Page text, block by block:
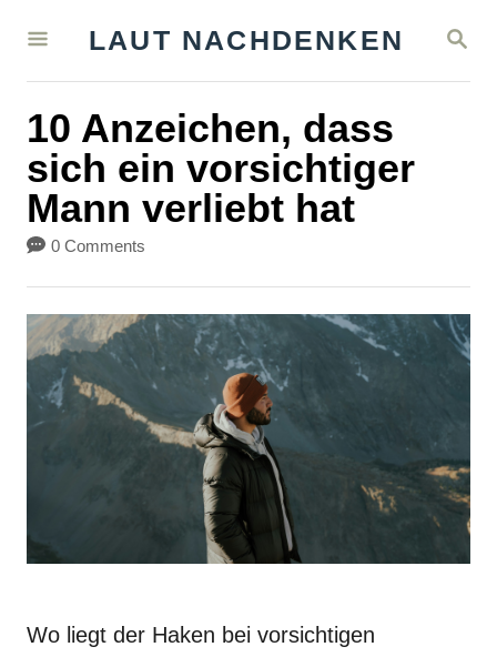
S
A
LAUT NACHDENKEN
10 Anzeichen, dass
sich ein vorsichtiger
Mann verliebt hat
0 Comments
Wo liegt der Haken bei vorsichtigen